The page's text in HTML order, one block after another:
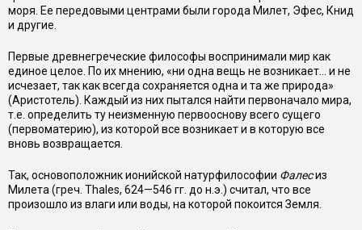
моря. Ее передовыми центрами были города Милет, Эфес, Книд
и другие.
Первые древнегреческие философы воспринимали мир как
единое целое. По их мнению, «ни одна вещь не возникает... и не
исчезает, так как всегда со­храняется одна и та же природа»
(Аристотель). Каждый из них пытался найти первоначало мира,
т.е. определить ту неизменную первооснову всего сущего
(первоматерию), из которой все возникает и в которую все
вновь возвращается.
Так, основоположник ионийской натурфилософии Фалесиз
Милета (греч. Thales, 624—546 гг. до н.э.) считал, что все
произошло из влаги или воды, на которой покоится Земля.